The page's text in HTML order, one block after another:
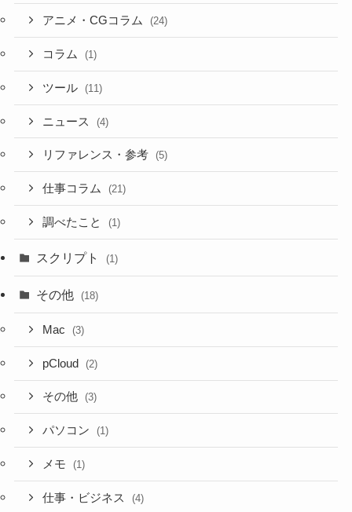
アニメ・CGコラム (24)
コラム (1)
ツール (11)
ニュース (4)
リファレンス・参考 (5)
仕事コラム (21)
調べたこと (1)
スクリプト (1)
その他 (18)
Mac (3)
pCloud (2)
その他 (3)
パソコン (1)
メモ (1)
仕事・ビジネス (4)